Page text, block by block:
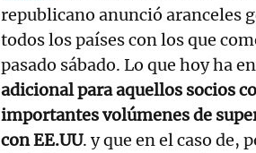
republicano anunció aranceles
todos los países con los que
pasado sábado. Lo que hoy ha
adicional para aquellos socios
importantes volúmenes de
con EE.UU. y que en el caso de,